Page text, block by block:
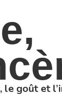
le goût et